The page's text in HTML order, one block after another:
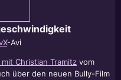
-Avi
Christian Tramitz vom
über den neuen Bully-Film